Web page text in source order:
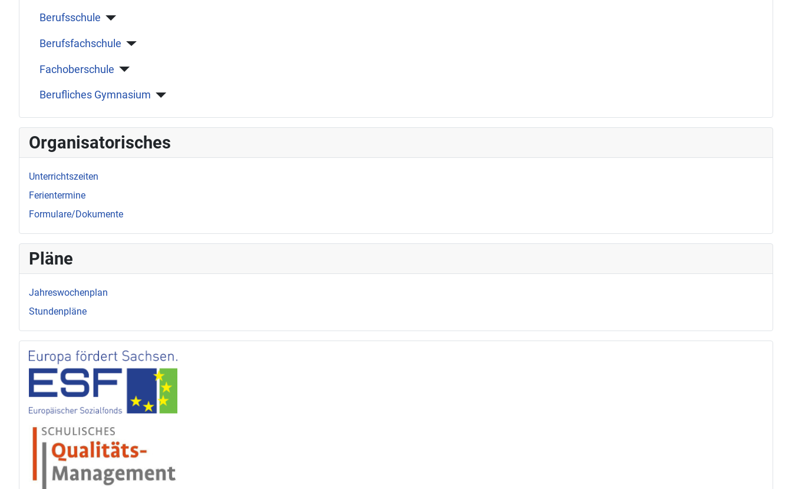
Berufsschule
Berufsfachschule
Fachoberschule
Berufliches Gymnasium
Organisatorisches
Unterrichtszeiten
Ferientermine
Formulare/Dokumente
Pläne
Jahreswochenplan
Stundenpläne